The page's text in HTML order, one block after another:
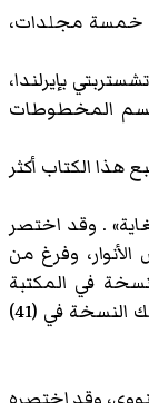
خمسة مجلدات،
بإيرلندا،
المخطوطات
هذا الكتاب أكثر
. وقد اختصر
وفرغ من
نسخة في المكتبة
الأزهرية رقمها (2571) جوهري 41881، وتقع تلك النسخة في (41)